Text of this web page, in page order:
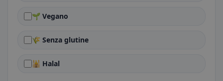
🌱 Vegano
🌾 Senza glutine
🕌 Halal